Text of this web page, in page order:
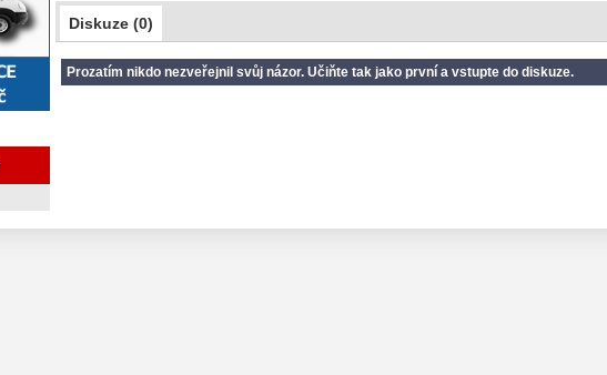
Diskuze (0)
Prozatím nikdo nezveřejnil svůj názor. Učiňte tak jako první a vstupte do diskuze.